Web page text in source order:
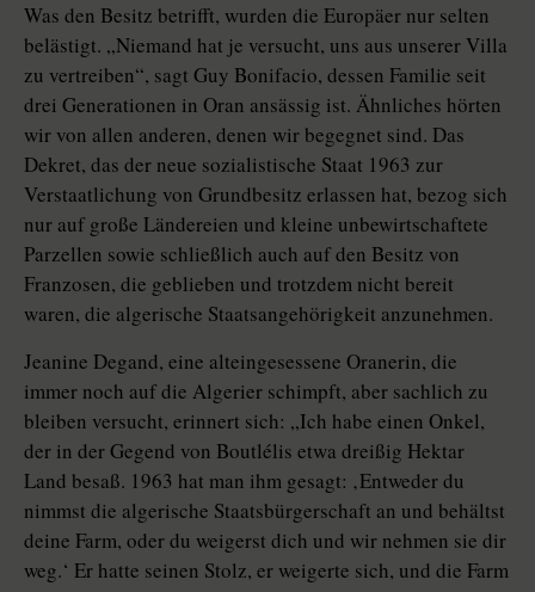
Was den Besitz betrifft, wurden die Europäer nur selten
belästigt. „Niemand hat je versucht, uns aus unserer Villa
zu vertreiben“, sagt Guy Bonifacio, dessen Familie seit
drei Generationen in Oran ansässig ist. Ähnliches hörten
wir von allen anderen, denen wir begegnet sind. Das
Dekret, das der neue sozialistische Staat 1963 zur
Verstaatlichung von Grundbesitz erlassen hat, bezog sich
nur auf große Ländereien und kleine unbewirtschaftete
Parzellen sowie schließlich auch auf den Besitz von
Franzosen, die geblieben und trotzdem nicht bereit
waren, die algerische Staatsangehörigkeit anzunehmen.
Jeanine Degand, eine alteingesessene Oranerin, die
immer noch auf die Algerier schimpft, aber sachlich zu
bleiben versucht, erinnert sich: „Ich habe einen Onkel,
der in der Gegend von Boutlélis etwa dreißig Hektar
Land besaß. 1963 hat man ihm gesagt: ‚Entweder du
nimmst die algerische Staatsbürgerschaft an und behältst
deine Farm, oder du weigerst dich und wir nehmen sie dir
weg.‘ Er hatte seinen Stolz, er weigerte sich, und die Farm